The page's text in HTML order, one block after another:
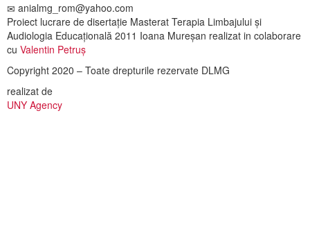
anialmg_rom@yahoo.com
Proiect lucrare de disertație Masterat Terapia Limbajului și
Audiologia Educațională 2011 Ioana Mureșan realizat in colaborare
cu Valentin Petruș
Copyright 2020 – Toate drepturile rezervate DLMG
realizat de
UNY Agency